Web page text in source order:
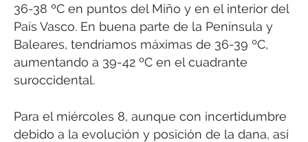
36-38 ºC en puntos del Miño y en el interior del
País Vasco. En buena parte de la Península y
Baleares, tendríamos máximas de 36-39 ºC,
aumentando a 39-42 ºC en el cuadrante
suroccidental.
Para el miércoles 8, aunque con incertidumbre
debido a la evolución y posición de la dana, así